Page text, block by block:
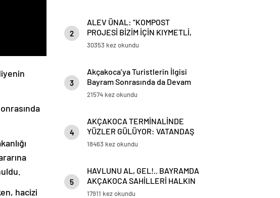
hacizi
2
ALEV ÜNAL: “KOMPOST
PROJESİ BİZİM İÇİN KIYMETLİ,
ÜRETİME GEÇECEĞİZ”
30353 kez okundu
3
Akçakoca’ya Turistlerin İlgisi
Bayram Sonrasında da Devam
Ediyor
21574 kez okundu
4
AKÇAKOCA TERMİNALİNDE
YÜZLER GÜLÜYOR: VATANDAŞ
VE ESNAFTAN ‘DEĞİŞİME’ TAM
18463 kez okundu
5
HAVLUNU AL, GEL!.. BAYRAMDA
AKÇAKOCA SAHİLLERİ HALKIN
HİZMETİNDE
17911 kez okundu